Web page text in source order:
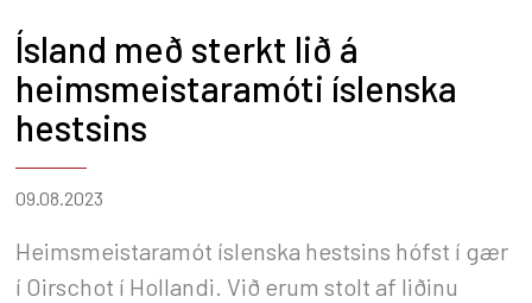
Ísland með sterkt lið á
heimsmeistaramóti íslenska
hestsins
09.08.2023
Heimsmeistaramót íslenska hestsins hófst í gær
í Oirschot í Hollandi. Við erum stolt af liðinu